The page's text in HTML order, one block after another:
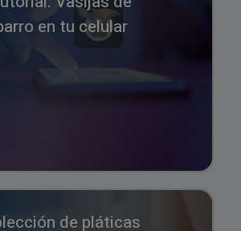
en tu celular
de pláticas